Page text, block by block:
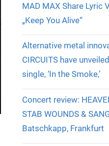
MAD MAX Share Lyric
„Keep You Alive“
Alternative metal
CIRCUITS have
single, ‘In the Smoke,’
Concert review:
STAB WOUNDS &
Batschkapp, Frankfurt